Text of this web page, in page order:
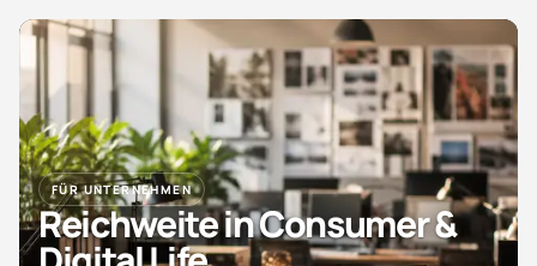
FÜR UNTERNEHMEN
Reichweite in Consumer &